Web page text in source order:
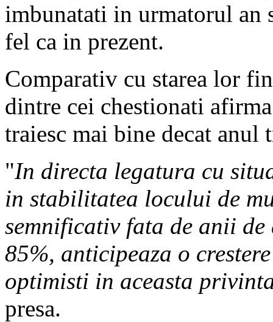
imbunatati in urmatorul an
fel ca in prezent.
Comparativ cu starea lor
dintre cei chestionati
traiesc mai bine decat anul
"In directa legatura cu
in stabilitatea locului de
semnificativ fata de anii
85%, anticipeaza o
optimisti in aceasta
presa.